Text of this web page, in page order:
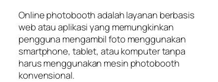
Online photobooth adalah layanan berbasis
web atau aplikasi yang memungkinkan
pengguna mengambil foto menggunakan
smartphone, tablet, atau komputer tanpa
harus menggunakan mesin photobooth
konvensional.